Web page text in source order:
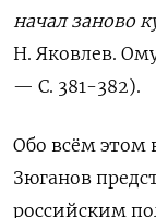
начал заново
Н. Яковлев.
— С. 381-382).
Обо всём этом
Зюганов
российским